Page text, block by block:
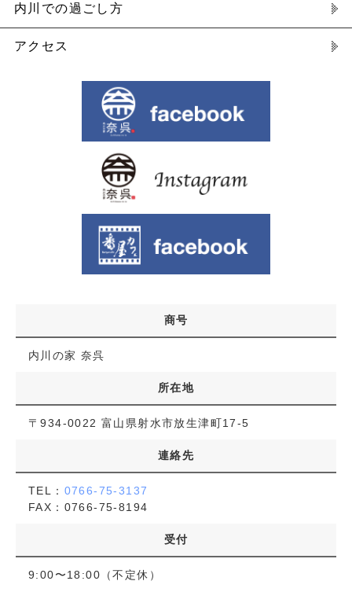
内川での過ごし方
アクセス
商号
内川の家 奈呉
所在地
〒934-0022 富山県射水市放生津町17-5
連絡先
TEL： 0766-75-3137
FAX：0766-75-8194
受付
9:00〜18:00（不定休）